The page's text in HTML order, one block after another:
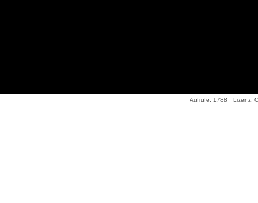
Lizenz:
Aufrufe: 1788